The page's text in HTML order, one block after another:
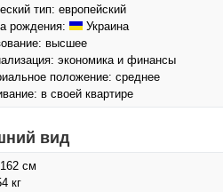
тип: европейский
рождения:
Украина
высшее
экономика и финансы
положение: среднее
в своей квартире
вид
см
кг